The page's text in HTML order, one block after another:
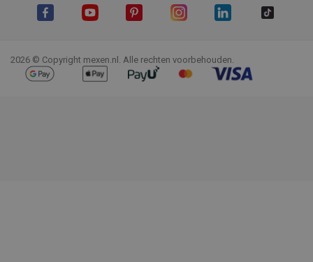
2026 © Copyright mexen.nl. Alle rechten voorbehouden.